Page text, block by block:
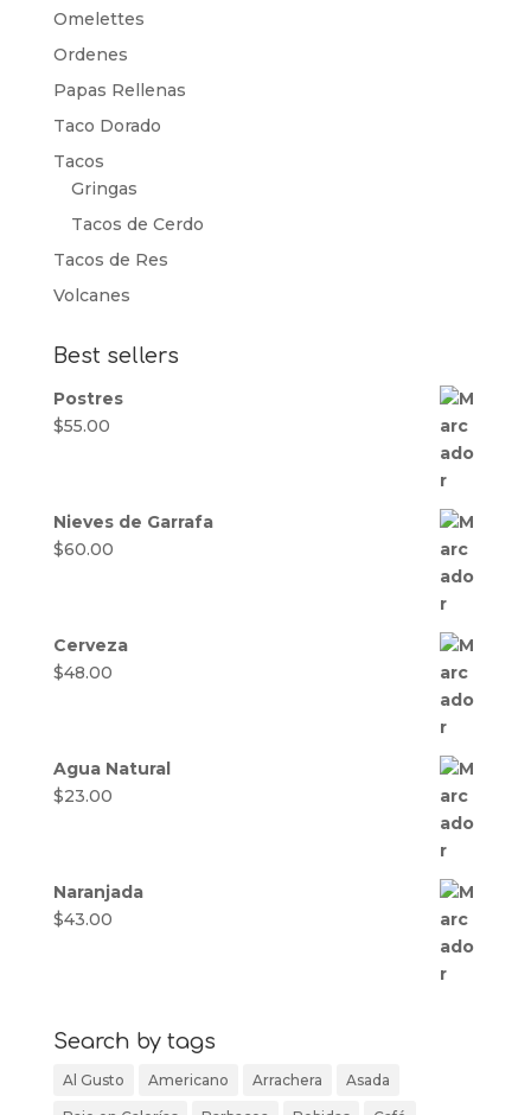
Omelettes
Ordenes
Papas Rellenas
Taco Dorado
Tacos
Gringas
Tacos de Cerdo
Tacos de Res
Volcanes
Best sellers
Postres
$55.00
Nieves de Garrafa
$60.00
Cerveza
$48.00
Agua Natural
$23.00
Naranjada
$43.00
Search by tags
Al Gusto Americano Arrachera Asada